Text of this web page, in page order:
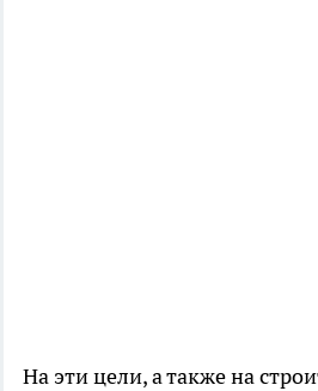
На эти цели, а также на